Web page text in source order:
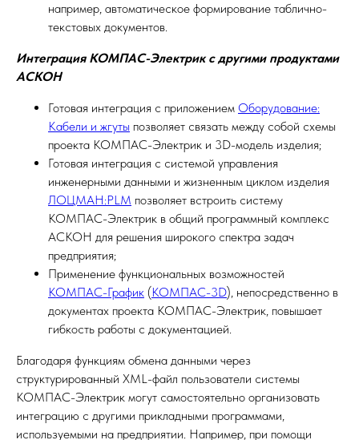
например, автоматическое формирование таблично-
текстовых документов.
Интеграция КОМПАС-Электрик с другими продуктами
АСКОН
Готовая интеграция с приложением Оборудование:
Кабели и жгуты позволяет связать между собой схемы
проекта КОМПАС-Электрик и 3D-модель изделия;
Готовая интеграция с системой управления
инженерными данными и жизненным циклом изделия
ЛОЦМАН:PLM позволяет встроить систему
КОМПАС-Электрик в общий программный комплекс
АСКОН для решения широкого спектра задач
предприятия;
Применение функциональных возможностей
КОМПАС-График (КОМПАС-3D), непосредственно в
документах проекта КОМПАС-Электрик, повышает
гибкость работы с документацией.
Благодаря функциям обмена данными через
структурированный XML-файл пользователи системы
КОМПАС-Электрик могут самостоятельно организовать
интеграцию с другими прикладными программами,
используемыми на предприятии. Например, при помощи